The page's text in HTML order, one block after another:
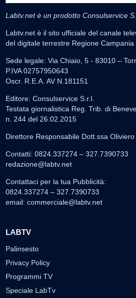
Labtv.net è un prodotto Consulservice
Labtv.net è il sito ufficiale del canale
del digitale terrestre Regione Campania
Sede legale: Via Chiaio, 5 - 83010 –
P.IVA 02757950643
Oscr. R.E.A. AV N.181151
Editore: Consulservice S.r.l.
Testata giornalistica Reg. Trib. di
n. 244 del 26.02.2015
Direttore Responsabile Dott.ssa Oliviero
Contatti: 0824.337274 – 327.7390733
redazione@labtv.net
Contattaci per la tua Pubblicità:
0824.337274 – 327.7390733
email: commerciale@labtv.net
LABTV
Palinsesto
Privacy Policy
Programmi TV
Speciale LabTv